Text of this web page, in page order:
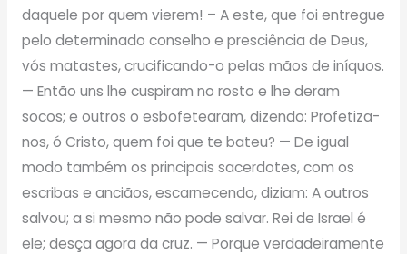
daquele por quem vierem! – A este, que foi entregue
pelo determinado conselho e presciência de Deus,
vós matastes, crucificando-o pelas mãos de iníquos.
— Então uns lhe cuspiram no rosto e lhe deram
socos; e outros o esbofetearam, dizendo: Profetiza-
nos, ó Cristo, quem foi que te bateu? — De igual
modo também os principais sacerdotes, com os
escribas e anciãos, escarnecendo, diziam: A outros
salvou; a si mesmo não pode salvar. Rei de Israel é
ele; desça agora da cruz. — Porque verdadeiramente